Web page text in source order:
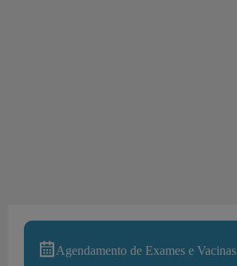
Agendamento de Exames e Vacinas